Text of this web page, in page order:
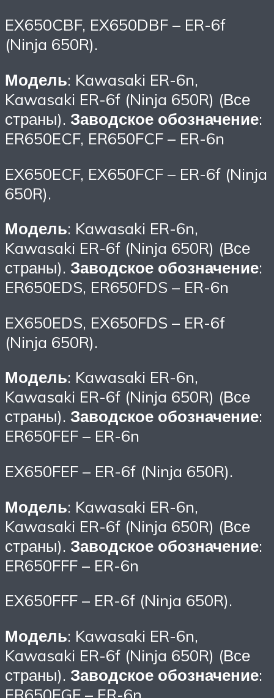
EX650CBF, EX650DBF – ER-6f
(Ninja 650R).
Модель: Kawasaki ER-6n,
Kawasaki ER-6f (Ninja 650R) (Все
страны). Заводское обозначение:
ER650ECF, ER650FCF – ER-6n
EX650ECF, EX650FCF – ER-6f (Ninja
650R).
Модель: Kawasaki ER-6n,
Kawasaki ER-6f (Ninja 650R) (Все
страны). Заводское обозначение:
ER650EDS, ER650FDS – ER-6n
EX650EDS, EX650FDS – ER-6f
(Ninja 650R).
Модель: Kawasaki ER-6n,
Kawasaki ER-6f (Ninja 650R) (Все
страны). Заводское обозначение:
ER650FEF – ER-6n
EX650FEF – ER-6f (Ninja 650R).
Модель: Kawasaki ER-6n,
Kawasaki ER-6f (Ninja 650R) (Все
страны). Заводское обозначение:
ER650FFF – ER-6n
EX650FFF – ER-6f (Ninja 650R).
Модель: Kawasaki ER-6n,
Kawasaki ER-6f (Ninja 650R) (Все
страны). Заводское обозначение: